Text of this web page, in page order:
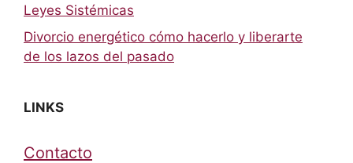
Leyes Sistémicas
Divorcio energético cómo hacerlo y liberarte
de los lazos del pasado
LINKS
Contacto